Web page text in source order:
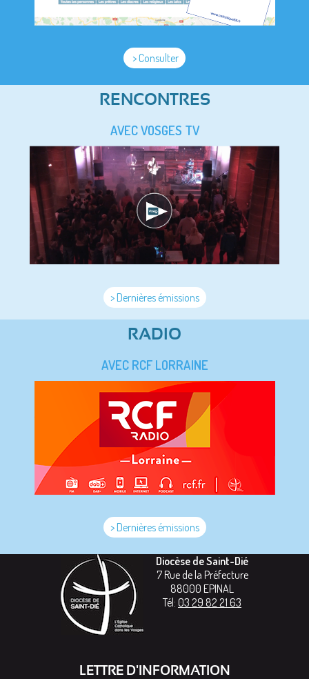
> Consulter
RENCONTRES
AVEC VOSGES TV
> Dernières émissions
RADIO
AVEC RCF LORRAINE
> Dernières émissions
Diocèse de Saint-Dié
7 Rue de la Préfecture
88000 EPINAL
Tél: 03 29 82 21 63
LETTRE D'INFORMATION